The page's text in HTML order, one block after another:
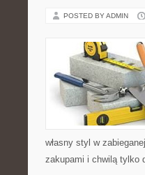
POSTED BY ADMIN
własny styl w
zakupami i chwilą tylko